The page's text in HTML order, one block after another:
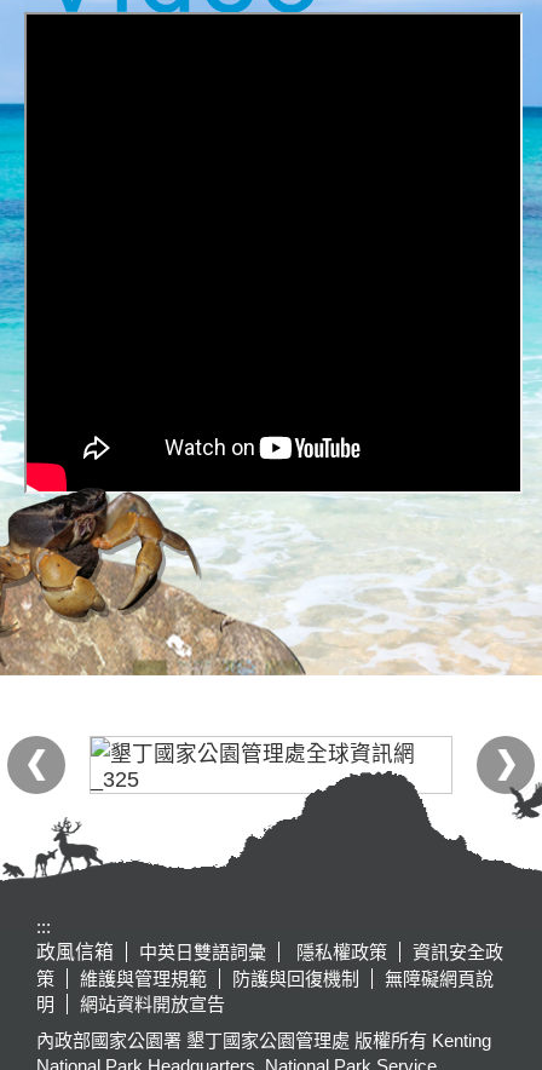
:::
政風信箱
中英日雙語詞彙 隱私權政策
資訊安全政
策
維護與管理規範 防護與回復機制
無障礙網頁說
明
網站資料開放宣告
內政部國家公園署 墾丁國家公園管理處 版權所有 Kenting
National Park Headquarters, National Park Service,